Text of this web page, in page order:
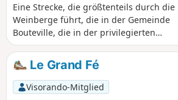
Eine Strecke, die größtenteils durch die
Weinberge führt, die in der Gemeinde
Bouteville, die in der privilegierten
Region Grande Champagne des Pays de
Cognac liegt, allgegenwärtig sind. Fast
alle Winzer von Bouteville sind auch
„Schnapsbrenner“.
Le Grand Fé
Visorando-Mitglied